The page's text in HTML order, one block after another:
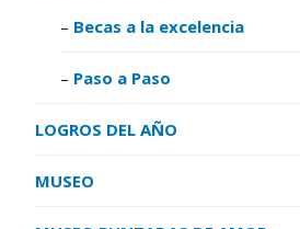
Becas a la excelencia
Paso a Paso
LOGROS DEL AÑO
MUSEO